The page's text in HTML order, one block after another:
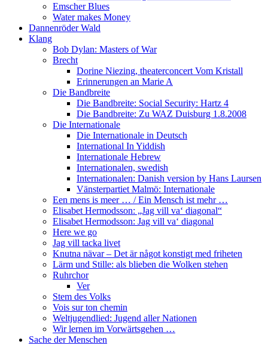
Emscher Blues
Water makes Money
Dannenröder Wald
Klang
Bob Dylan: Masters of War
Brecht
Dorine Niezing, theaterconcert Vom Kristall
Erinnerungen an Marie A
Die Bandbreite
Die Bandbreite: Social Security: Hartz 4
Die Bandbreite: Zu WAZ Duisburg 1.8.2008
Die Internationale
Die Internationale in Deutsch
International In Yiddish
Internationale Hebrew
Internationalen, swedish
Internationalen: Danish version by Hans Laursen
Vänsterpartiet Malmö: Internationale
Een mens is meer … / Ein Mensch ist mehr …
Elisabet Hermodsson: „Jag vill va‘ diagonal“
Elisabet Hermodsson: Jag vill va‘ diagonal
Here we go
Jag vill tacka livet
Knutna nävar – Det är något konstigt med friheten
Lärm und Stille: als blieben die Wolken stehen
Ruhrchor
Ver
Stem des Volks
Vois sur ton chemin
Weltjugendlied: Jugend aller Nationen
Wir lernen im Vorwärtsgehen …
Sache der Menschen